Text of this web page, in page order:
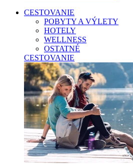
CESTOVANIE
POBYTY A VÝLETY
HOTELY
WELLNESS
OSTATNÉ
CESTOVANIE